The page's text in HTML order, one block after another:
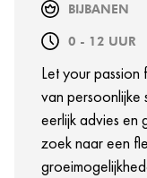
BIJBANEN
0 - 12 UUR
Let your
van persoonlijke
eerlijk advies en
zoek naar een